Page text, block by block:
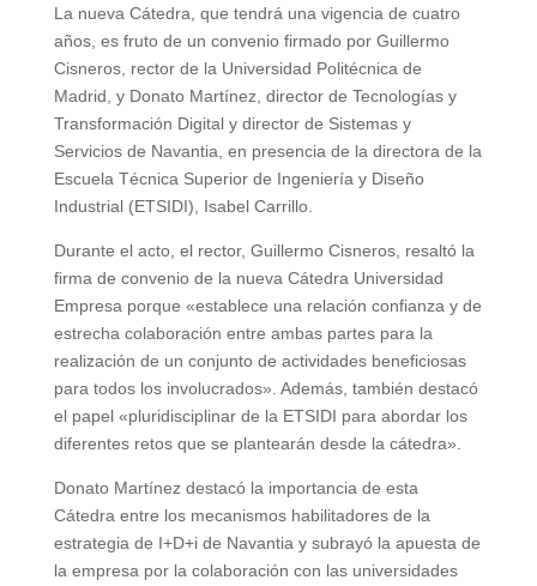
La nueva Cátedra, que tendrá una vigencia de cuatro
años, es fruto de un convenio firmado por Guillermo
Cisneros, rector de la Universidad Politécnica de
Madrid, y Donato Martínez, director de Tecnologías y
Transformación Digital y director de Sistemas y
Servicios de Navantia, en presencia de la directora de la
Escuela Técnica Superior de Ingeniería y Diseño
Industrial (ETSIDI), Isabel Carrillo.
Durante el acto, el rector, Guillermo Cisneros, resaltó la
firma de convenio de la nueva Cátedra Universidad
Empresa porque «establece una relación confianza y de
estrecha colaboración entre ambas partes para la
realización de un conjunto de actividades beneficiosas
para todos los involucrados». Además, también destacó
el papel «pluridisciplinar de la ETSIDI para abordar los
diferentes retos que se plantearán desde la cátedra».
Donato Martínez destacó la importancia de esta
Cátedra entre los mecanismos habilitadores de la
estrategia de I+D+i de Navantia y subrayó la apuesta de
la empresa por la colaboración con las universidades